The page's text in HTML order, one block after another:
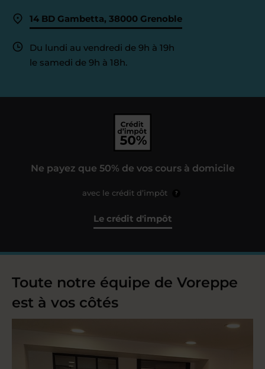
14 BD Gambetta, 38000 Grenoble
Du lundi au vendredi de 9h à 19h
le samedi de 9h à 18h.
Ne payez que 50% de vos cours à domicile
avec le crédit d’impôt ?
Le crédit d'impôt
Toute notre équipe de Voreppe
est à vos côtés